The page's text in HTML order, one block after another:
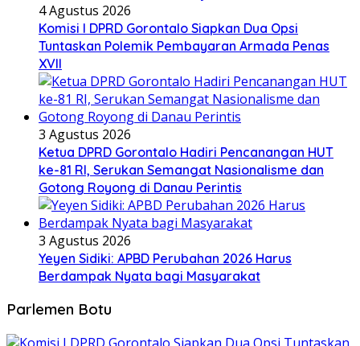
4 Agustus 2026
Komisi I DPRD Gorontalo Siapkan Dua Opsi
Tuntaskan Polemik Pembayaran Armada Penas
XVII
3 Agustus 2026
Ketua DPRD Gorontalo Hadiri Pencanangan HUT
ke-81 RI, Serukan Semangat Nasionalisme dan
Gotong Royong di Danau Perintis
3 Agustus 2026
Yeyen Sidiki: APBD Perubahan 2026 Harus
Berdampak Nyata bagi Masyarakat
Parlemen Botu